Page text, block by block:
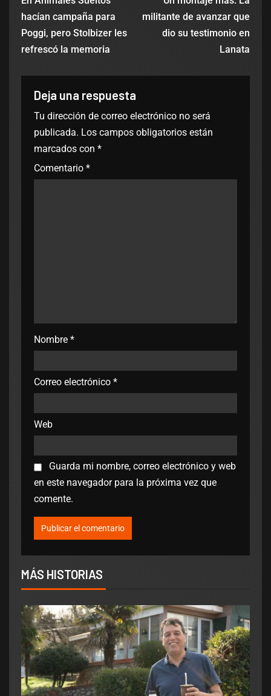
hacían campaña para
Poggi, pero Stolbizer les
refrescó la memoria
militante de avanzar que
dio su testimonio en
Lanata
Deja una respuesta
Tu dirección de correo electrónico no será
publicada. Los campos obligatorios están
marcados con *
Comentario *
Nombre *
Correo electrónico *
Web
Guarda mi nombre, correo electrónico y web
en este navegador para la próxima vez que
comente.
MÁS HISTORIAS